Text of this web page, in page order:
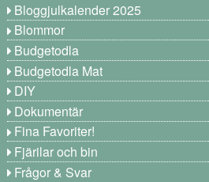
Bloggjulkalender 2025
Blommor
Budgetodla
Budgetodla Mat
DIY
Dokumentär
Fina Favoriter!
Fjärilar och bin
Frågor & Svar